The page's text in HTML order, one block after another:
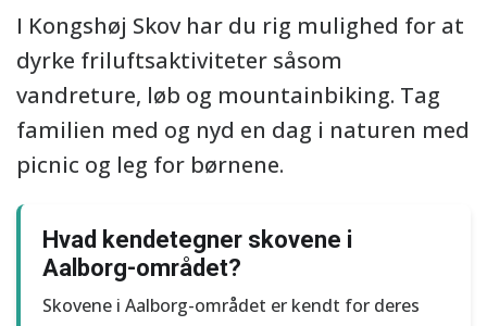
I Kongshøj Skov har du rig mulighed for at
dyrke friluftsaktiviteter såsom
vandreture, løb og mountainbiking. Tag
familien med og nyd en dag i naturen med
picnic og leg for børnene.
Hvad kendetegner skovene i
Aalborg-området?
Skovene i Aalborg-området er kendt for deres